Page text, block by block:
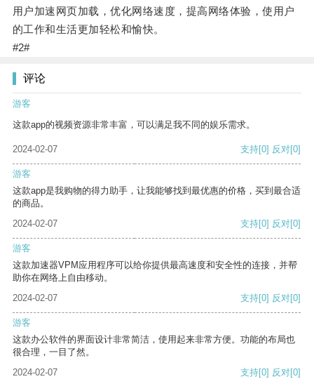
用户加速网页加载，优化网络速度，提高网络体验，使用户
的工作和生活更加轻松和愉快。
#2#
评论
游客
这款app的视频资源非常丰富，可以满足我不同的娱乐需求。
2024-02-07 支持[0] 反对[0]
游客
这款app是我购物的得力助手，让我能够找到最优惠的价格，买到最合适
的商品。
2024-02-07
支持[0] 反对[0]
游客
这款加速器VPM应用程序可以给你提供最高速度和安全性的连接，并帮
助你在网络上自由移动。
2024-02-07
支持[0] 反对[0]
游客
这款办公软件的界面设计非常简洁，使用起来非常方便。功能的布局也
很合理，一目了然。
2024-02-07
支持[0] 反对[0]